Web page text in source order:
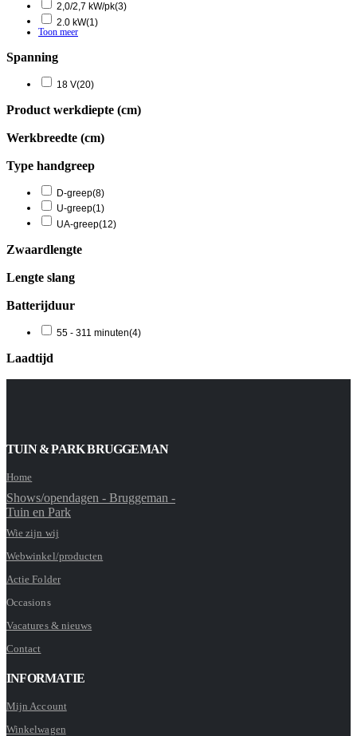
2,0/2,7 kW/pk(3)
2.0 kW(1)
Toon meer
Spanning
18 V(20)
Product werkdiepte (cm)
Werkbreedte (cm)
Type handgreep
D-greep(8)
U-greep(1)
UA-greep(12)
Zwaardlengte
Lengte slang
Batterijduur
55 - 311 minuten(4)
Laadtijd
TUIN & PARK BRUGGEMAN
Home
Shows/opendagen - Bruggeman -
Tuin en Park
Wie zijn wij
Webwinkel/producten
Actie Folder
Occasions
Vacatures & nieuws
Contact
INFORMATIE
Mijn Account
Winkelwagen